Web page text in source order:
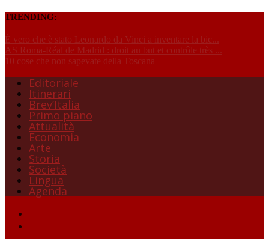
TRENDING:
È vero che è stato Leonardo da Vinci a inventare la bic...
AS Roma-Réal de Madrid : droit au but et contrôle très ...
10 cose che non sapevate della Toscana
Editoriale
Itinerari
Brev’Italia
Primo piano
Attualità
Economia
Arte
Storia
Società
Lingua
Agenda